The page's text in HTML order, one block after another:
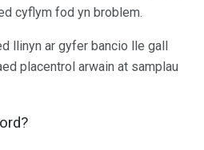
cyflym fod yn broblem.
llinyn ar gyfer bancio lle gall
placentrol arwain at samplau